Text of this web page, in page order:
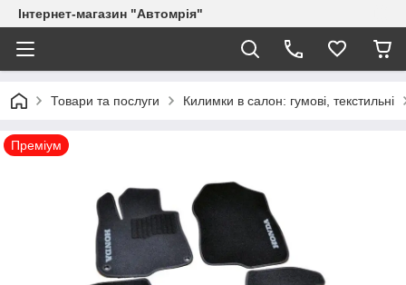
Інтернет-магазин "Автомрія"
Товари та послуги Килимки в салон: гумові, текстильні
Преміум